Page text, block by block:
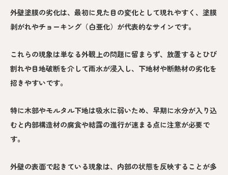
外壁塗膜の劣化は、最初に見た目の変化として現れやすく、塗膜
剥がれやチョーキング（白亜化）が代表的なサインです。
これらの現象は単なる外観上の問題に留まらず、放置するとひび
割れや目地破断を介して雨水が浸入し、下地材や断熱材の劣化を
招きやすいです。
特に木部やモルタル下地は吸水に弱いため、早期に水分が入り込
むと内部構造材の腐食や結露の進行が速まる点に注意が必要で
す。
外壁の表面で起きている現象は、内部の状態を反映することが多